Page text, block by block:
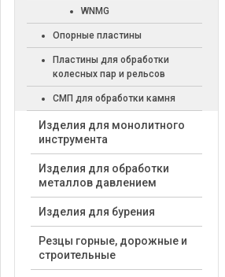
WNMG
Опорные пластины
Пластины для обработки
колесных пар и рельсов
СМП для обработки камня
Изделия для монолитного
инструмента
Изделия для обработки
металлов давлением
Изделия для бурения
Резцы горные, дорожные и
строительные